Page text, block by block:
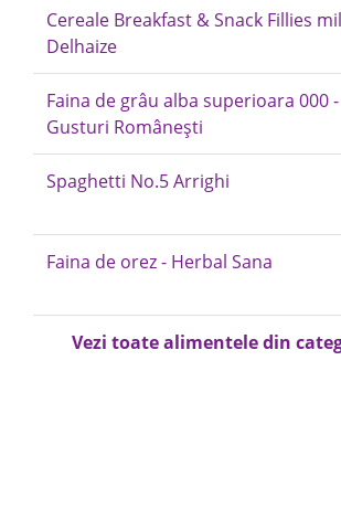
Cereale Breakfast & Snack Fillies
Delhaize
Faina de grâu alba superioara 000 -
Gusturi Românești
Spaghetti No.5 Arrighi
Faina de orez - Herbal Sana
Vezi toate alimentele din